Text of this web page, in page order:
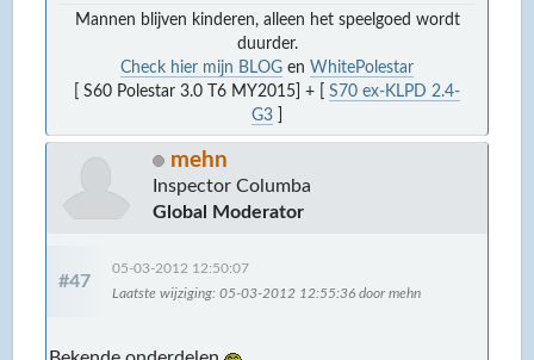
Mannen blijven kinderen, alleen het speelgoed wordt
duurder.
Check hier mijn BLOG en WhitePolestar
[ S60 Polestar 3.0 T6 MY2015] + [ S70 ex-KLPD 2.4-
G3 ]
mehn
Inspector Columba
Global Moderator
#47
05-03-2012 12:50:07
Laatste wijziging: 05-03-2012 12:55:36 door mehn